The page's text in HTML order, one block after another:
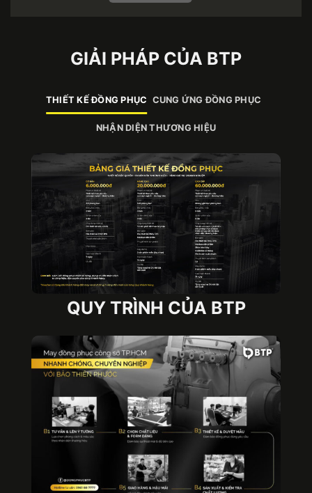
hiệu, slogan mang đậm dấu ấn doanh nghiệp.
Túi quà tặng đồng phục được thiết kế riêng cho mục
đích trao tặng
2. Túi quà tặng đồng phục có tầm quan
Hiện nay, túi quà tặng đồng phục không chỉ đơn
thuần là vật dụng dùng để đựng quà. Thay vào
đó, nó còn đem đến những ý nghĩa thiết thực đối
với doanh nghiệp như sau:
Quảng bá hình ảnh thương hiệu: Túi quà tặng là
một công cụ để doanh nghiệp quảng bá tên
tuổi đơn vị một cách đầy tinh tế. Phần logo
được in trên túi khiến khách hàng, đối tác
GIẢI PHÁP CỦA BTP
THIẾT KẾ ĐỒNG PHỤC CUNG ỨNG ĐỒNG PHỤC
NHẬN DIỆN THƯƠNG HIỆU
QUY TRÌNH CỦA BTP